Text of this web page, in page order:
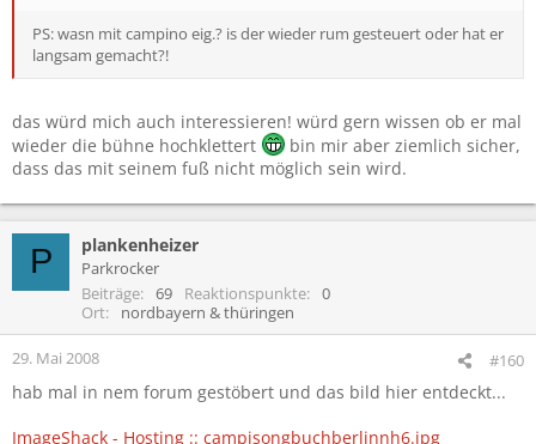
PS: wasn mit campino eig.? is der wieder rum gesteuert oder hat er
langsam gemacht?!
das würd mich auch interessieren! würd gern wissen ob er mal
wieder die bühne hochklettert
bin mir aber ziemlich sicher,
dass das mit seinem fuß nicht möglich sein wird.
P plankenheizer
Parkrocker
Beiträge
69 Reaktionspunkte
0
Ort
nordbayern & thüringen
29. Mai 2008 #160
hab mal in nem forum gestöbert und das bild hier entdeckt...
ImageShack - Hosting :: campisongbuchberlinnh6.jpg